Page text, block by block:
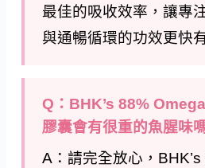
最佳的吸收效率，讓專
與通暢循環的功效更快
Q：BHK’s 88%
膠囊會有很重的魚腥味
A：請完全放心，